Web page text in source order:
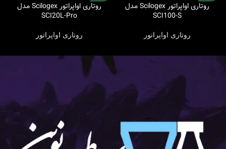
روتاری اواپراتور Scilogex مدل
SCI100-S
روتاری اواپراتور
روتاری اواپراتور Scilogex مدل
SCI20L-Pro
روتاری اواپراتور